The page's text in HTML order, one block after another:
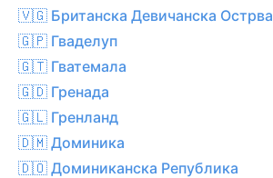
🇻🇬 Британска Девичанска Острва
🇬🇵 Гваделуп
🇬🇹 Гватемала
🇬🇩 Гренада
🇬🇱 Гренланд
🇩🇲 Доминика
🇩🇴 Доминиканска Република